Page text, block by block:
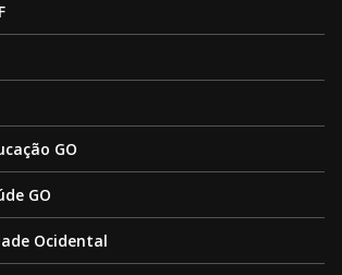
GO
GO
Ocidental